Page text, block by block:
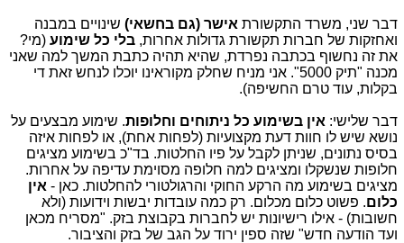
דבר שני, משרד התקשורת אישר (גם בחשאי) שינויים במבנה
ואחזקות של חברות תקשורת גדולות אחרות, בלי כל שימוע (מי?
את זה נחשוף בכתבה נפרדת, שהיא תהיה כתבת המשך למה שאני
מכנה "תיק 5000". אני מניח שחלק מקוראינו יוכלו לנחש זאת די
בקלות, עוד טרם החשיפה).
דבר שלישי: אין בשימוע כל ניתוחים וחלופות. שימוע מבצעים על
נושא שיש לו חוות דעת מקצועיות (לפחות אחת), או לפחות איזה
בסיס נתונים, שניתן לקבל על פיו החלטות. בד"כ בשימוע מציגים
חלופות שנשקלו ומציגים למה חלופה מסוימת עדיפה על אחרות.
מציגים בשימוע מה הרקע החוקי והרגולטורי להחלטות. כאן - אין
כלום. פשוט כלום מכלום. רק כמה עובדות יבשות וידועות (ולא
חשובות) - אילו רישיונות יש לחברות בקבוצת בזק. "מסריח מכאן
ועד הודעה חדש" שזה ספין ירוד על הגב של בזק והציבור.